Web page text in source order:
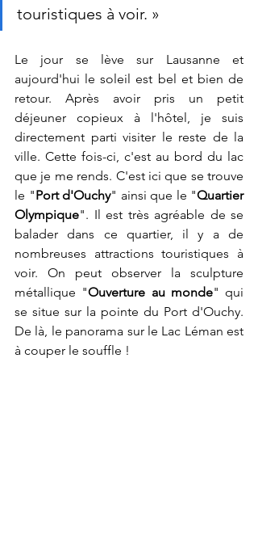
touristiques à voir. »
Le jour se lève sur Lausanne et
aujourd'hui le soleil est bel et bien de
retour. Après avoir pris un petit
déjeuner copieux à l'hôtel, je suis
directement parti visiter le reste de la
ville. Cette fois-ci, c'est au bord du lac
que je me rends. C'est ici que se trouve
le "Port d'Ouchy" ainsi que le "Quartier
Olympique". Il est très agréable de se
balader dans ce quartier, il y a de
nombreuses attractions touristiques à
voir. On peut observer la sculpture
métallique "Ouverture au monde" qui
se situe sur la pointe du Port d'Ouchy.
De là, le panorama sur le Lac Léman est
à couper le souffle !